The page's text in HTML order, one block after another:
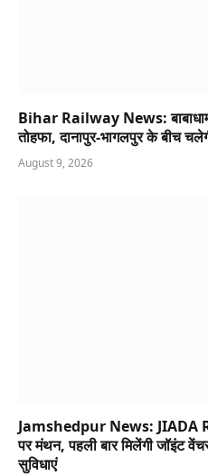
Bihar Railway News:
तोहफा, दानापुर-भागलपुर के बीच
August 9, 2026
Jamshedpur News: JIADA
पर मंथन, पहली बार मिलेंगी जॉइंट
सुविधाएं